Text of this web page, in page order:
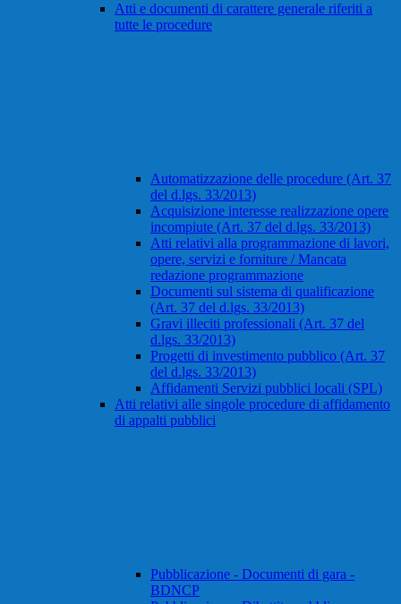
Atti e documenti di carattere generale riferiti a
tutte le procedure
Automatizzazione delle procedure (Art. 37
del d.lgs. 33/2013)
Acquisizione interesse realizzazione opere
incompiute (Art. 37 del d.lgs. 33/2013)
Atti relativi alla programmazione di lavori,
opere, servizi e forniture / Mancata
redazione programmazione
Documenti sul sistema di qualificazione
(Art. 37 del d.lgs. 33/2013)
Gravi illeciti professionali (Art. 37 del
d.lgs. 33/2013)
Progetti di investimento pubblico (Art. 37
del d.lgs. 33/2013)
Affidamenti Servizi pubblici locali (SPL)
Atti relativi alle singole procedure di affidamento
di appalti pubblici
Pubblicazione - Documenti di gara -
BDNCP